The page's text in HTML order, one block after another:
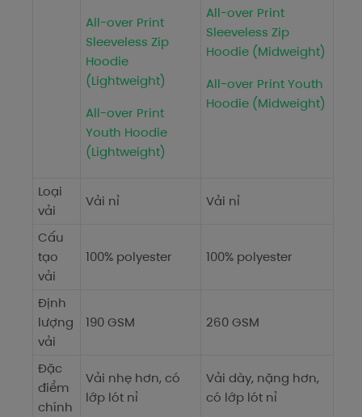
All-over Print
Sleeveless Zip
Hoodie
(Lightweight)
All-over Print
Youth Hoodie
(Lightweight)
All-over Print
Sleeveless Zip
Hoodie (Midweight)
All-over Print Youth
Hoodie (Midweight)
Loại
vải
Vải nỉ Vải nỉ
Cấu
tạo
vải
100% polyester 100% polyester
Định
lượng
vải
190 GSM 260 GSM
Đặc
điểm
chính
Vải nhẹ hơn, có
lớp lót nỉ
Vải dày, nặng hơn,
có lớp lót nỉ